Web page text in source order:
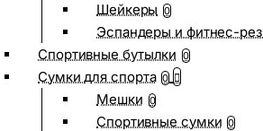
Шейкеры 0
Эспандеры и фитнес-
Спортивные бутылки 0
Сумки для спорта 0
Мешки 0
Спортивные сумки 0